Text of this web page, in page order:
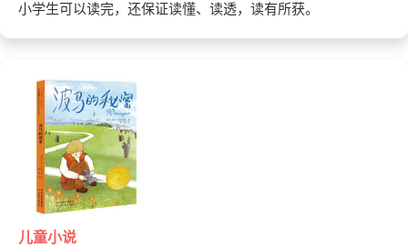
小学生可以读完，还保证读懂、读透，读有所获。
儿童小说